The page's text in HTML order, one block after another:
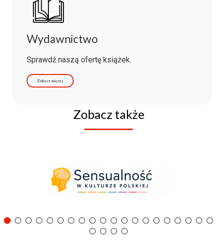
Wydawnictwo
Sprawdź naszą ofertę książek.
Zobacz więcej
Zobacz także